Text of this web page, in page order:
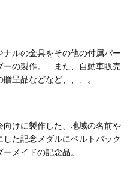
ルの金具をその他の付属パー
ーの製作。 また、自動車販売
呈品などなど、、、。
けに製作した、地域の名前や
た記念メダルにベルトバック
ーメイドの記念品。